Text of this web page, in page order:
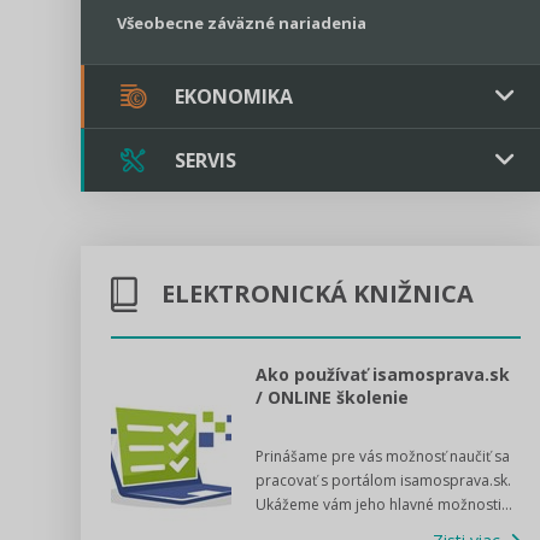
Všeobecne záväzné nariadenia
EKONOMIKA
Verejné obstarávanie
Majetok
Rozpočet
Sociálne podniky
Štátna pomoc
SERVIS
Kontakt
Tlačová agentúra
VIDEO produkcia
ELEKTRONICKÁ KNIŽNICA
Ako používať isamosprava.sk
/ ONLINE školenie
Prinášame pre vás možnosť naučiť sa
pracovať s portálom isamosprava.sk.
Ukážeme vám jeho hlavné možnosti...